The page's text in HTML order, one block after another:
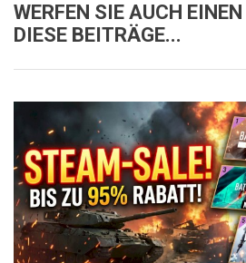
WERFEN SIE AUCH
DIESE BEITRÄGE...